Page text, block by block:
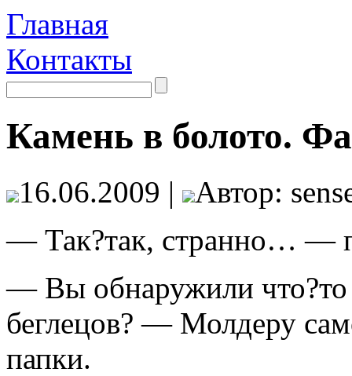
Главная
Контакты
Камень в болото.
16.06.2009 |
Автор:
— Так?так, странно… —
— Вы обнаружили что?то
беглецов? — Молдеру
папки.